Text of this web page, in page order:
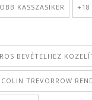
KASSZASIKER +18
BEVÉTELHEZ
COLIN TREVORROW